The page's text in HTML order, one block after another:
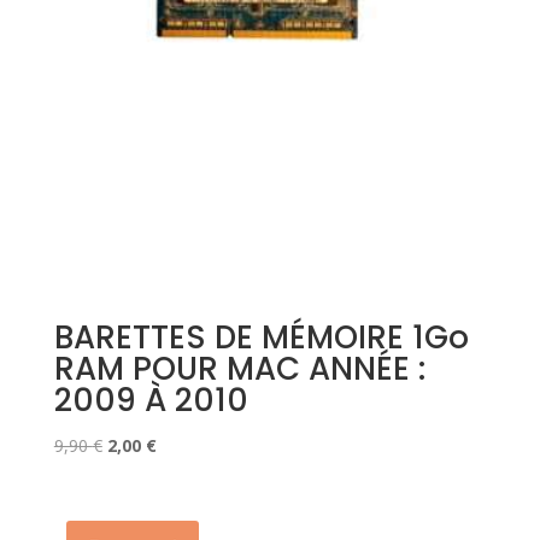
BARETTES DE MÉMOIRE 1Go
RAM POUR MAC ANNÉE :
2009 À 2010
9,90€ Le
était :
2,00 €Le
est :